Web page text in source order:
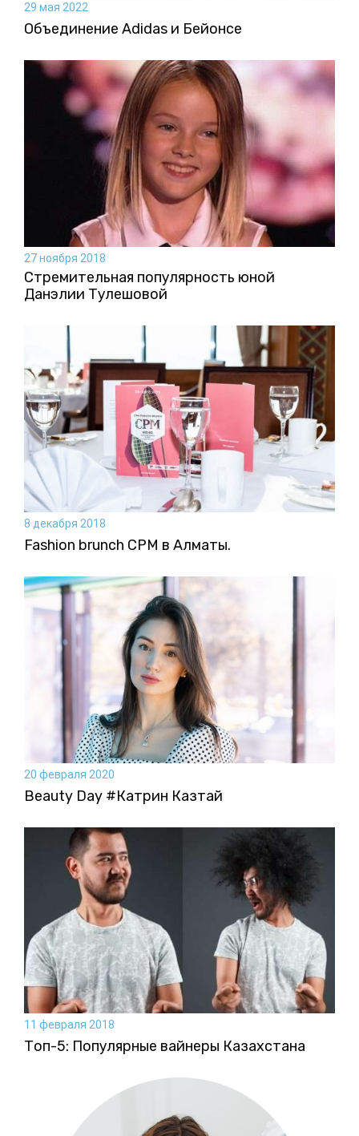
29 мая 2022
Объединение Adidas и Бейонсе
27 ноября 2018
Стремительная популярность юной
Данэлии Тулешовой
8 декабря 2018
Fashion brunch CPM в Алматы.
20 февраля 2020
Beauty Day #Катрин Казтай
11 февраля 2018
Топ-5: Популярные вайнеры Казахстана